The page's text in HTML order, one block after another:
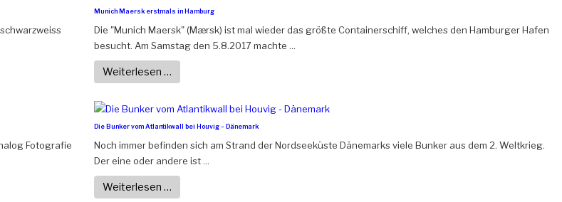
Munich Maersk erstmals in Hamburg
Die "Munich Maersk" (Mærsk) ist mal wieder das größte Containerschiff, welches den Hamburger Hafen
besucht. Am Samstag den 5.8.2017 machte ...
Weiterlesen …
Fotografie
Die Bunker vom Atlantikwall bei Houvig – Dänemark
Noch immer befinden sich am Strand der Nordseeküste Dänemarks viele Bunker aus dem 2. Weltkrieg.
Der eine oder andere ist ...
Weiterlesen …